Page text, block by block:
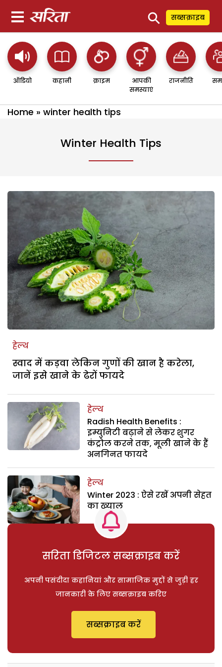
⚲ सब्सक्राइब
ऑडियो कहानी क्राइम
आपकी
समस्याएं
राजनीति
Home » winter health tips
Winter Health Tips
हेल्थ
स्वाद में कड़वा लेकिन गुणों की खान है करेला,
जानें इसे खाने के ढेरों फायदे
हेल्थ
Radish Health Benefits :
इम्युनिटी बढ़ाने से लेकर शुगर
कंट्रोल करने तक, मूली खाने के हैं
अनगिनत फायदे
हेल्थ
Winter 2023 : ऐसे रखें अपनी सेहत
का ख्याल
सरिता डिजिटल सब्सक्राइब करें
अपनी पसंदीदा कहानियां और सामाजिक मुद्दों से जुड़ी हर
जानकारी के लिए सब्सक्राइब करिए
सब्सक्राइब करें